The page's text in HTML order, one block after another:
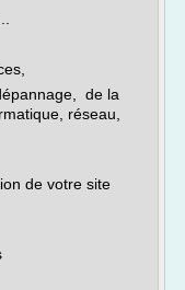
de la
réseau,
de votre site